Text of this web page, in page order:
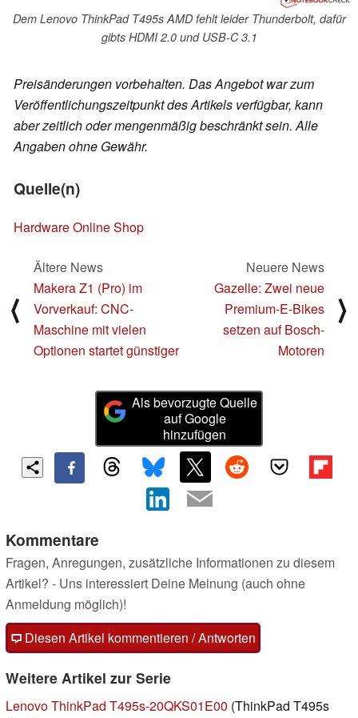
Dem Lenovo ThinkPad T495s AMD fehlt leider Thunderbolt, dafür
gibts HDMI 2.0 und USB-C 3.1
Preisänderungen vorbehalten. Das Angebot war zum
Veröffentlichungszeitpunkt des Artikels verfügbar, kann
aber zeitlich oder mengenmäßig beschränkt sein. Alle
Angaben ohne Gewähr.
Quelle(n)
Hardware Online Shop
⟨
Ältere News
Makera Z1 (Pro) im
Vorverkauf: CNC-
Maschine mit vielen
Optionen startet günstiger
Neuere News
Gazelle: Zwei neue
Premium-E-Bikes
setzen auf Bosch-
Motoren
⟩
Als bevorzugte Quelle
auf Google
hinzufügen
Kommentare
Fragen, Anregungen, zusätzliche Informationen zu diesem
Artikel? - Uns interessiert Deine Meinung (auch ohne
Anmeldung möglich)!
Diesen Artikel kommentieren / Antworten
Weitere Artikel zur Serie
Lenovo ThinkPad T495s-20QKS01E00 (ThinkPad T495s